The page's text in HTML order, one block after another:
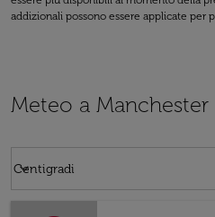
addizionali possono essere applicate per
Meteo a Manchester
Centigradi
keyboard_arrow_down